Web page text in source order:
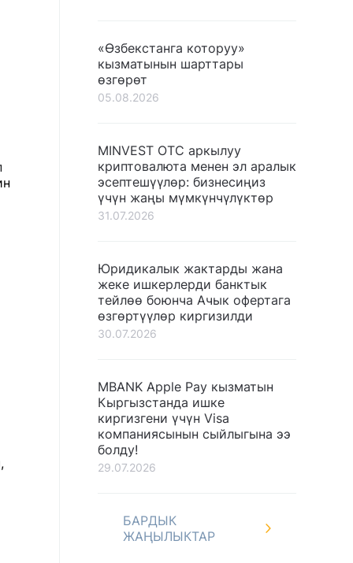
«Өзбекстанга которуу»
кызматынын шарттары
өзгөрөт
05.08.2026
MINVEST OTC аркылуу
криптовалюта менен эл аралык
эсептешүүлөр: бизнесиңиз
үчүн жаңы мүмкүнчүлүктөр
31.07.2026
Юридикалык жактарды жана
жеке ишкерлерди банктык
тейлөө боюнча Ачык офертага
өзгөртүүлөр киргизилди
30.07.2026
MBANK Apple Pay кызматын
Кыргызстанда ишке
киргизгени үчүн Visa
компаниясынын сыйлыгына ээ
болду!
29.07.2026
БАРДЫК
ЖАҢЫЛЫКТАР